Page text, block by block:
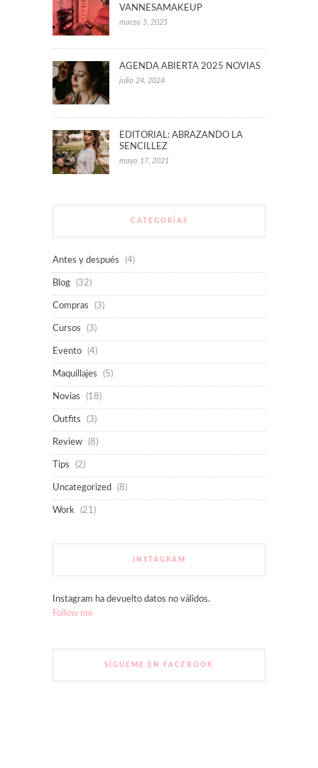
VANNESAMAKEUP
marzo 5, 2025
AGENDA ABIERTA 2025 NOVIAS
julio 24, 2024
EDITORIAL: ABRAZANDO LA
SENCILLEZ
mayo 17, 2021
CATEGORÍAS
Antes y después (4)
Blog (32)
Compras (3)
Cursos (3)
Evento (4)
Maquillajes (5)
Novias (18)
Outfits (3)
Review (8)
Tips (2)
Uncategorized (8)
Work (21)
INSTAGRAM
Instagram ha devuelto datos no válidos.
Follow me
SÍGUEME EN FACEBOOK